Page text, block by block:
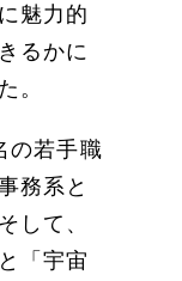
魅力的
るかに
。
の若手職
務系と
して、
「宇宙